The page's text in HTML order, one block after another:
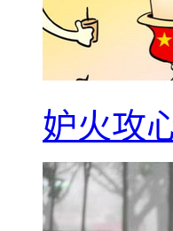
妒火攻